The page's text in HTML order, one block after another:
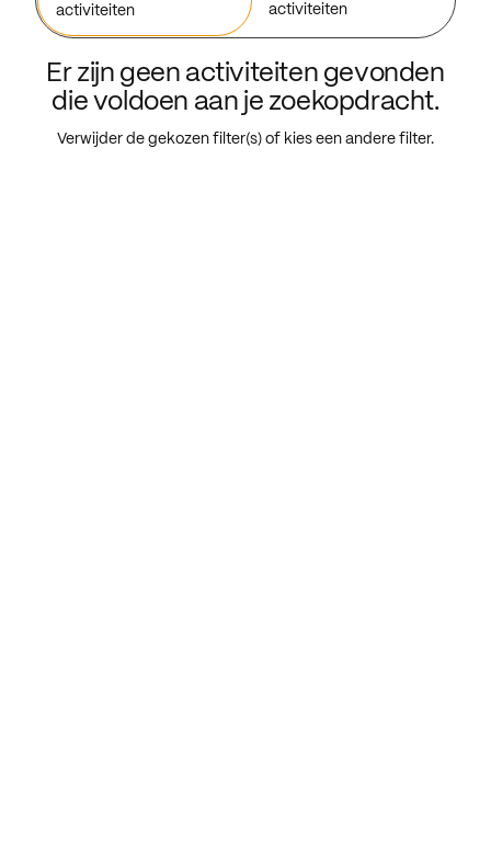
activiteiten
activiteiten
Er zijn geen activiteiten gevonden
die voldoen aan je zoekopdracht.
Verwijder de gekozen filter(s) of kies een andere filter.